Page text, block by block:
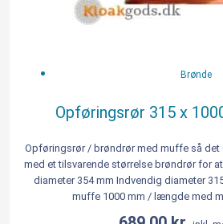
Brønde
Opføringsrør 315 x
Opføringsrør / brøndrør med muffe så det
med et tilsvarende størrelse brøndrør for
diameter 354 mm Indvendig diameter
muffe 1000 mm / længde med